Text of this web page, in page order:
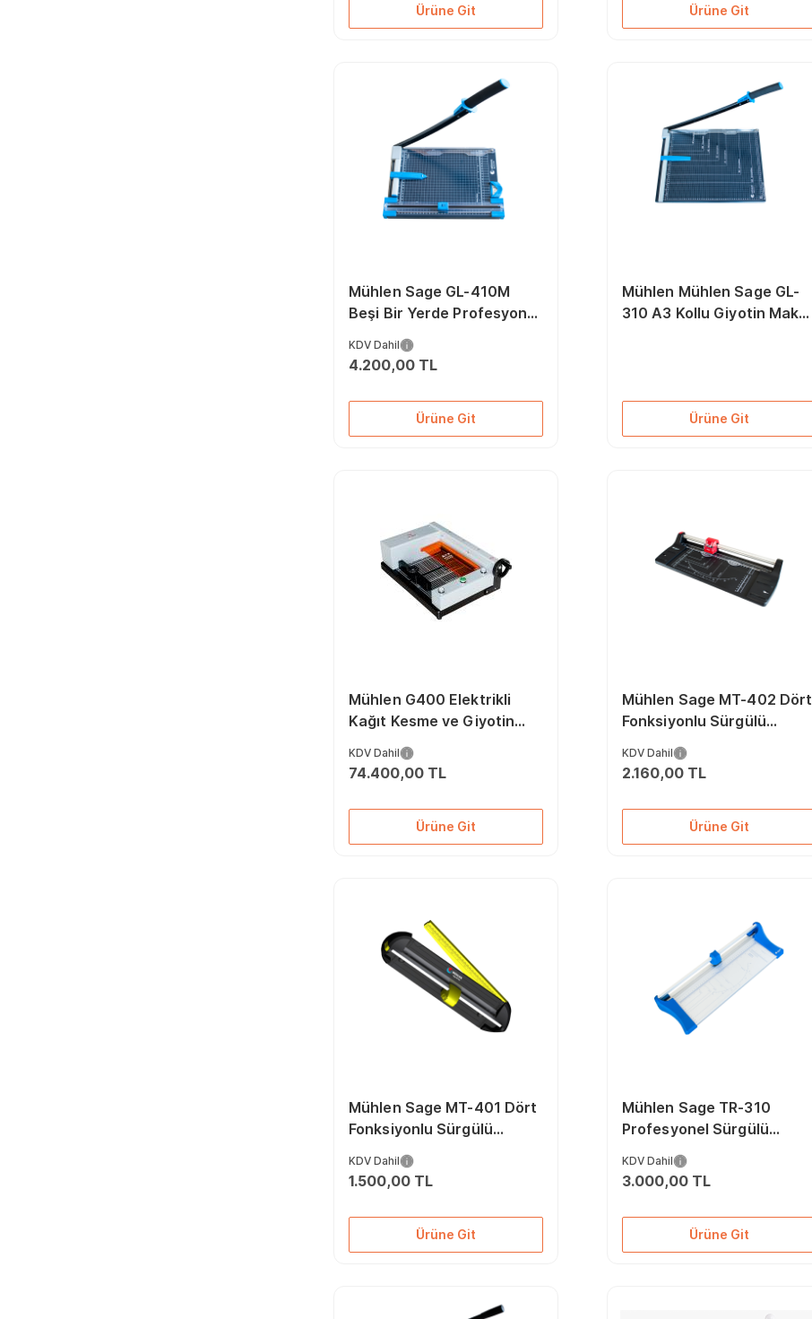
Ürüne Git Ürüne Git
Mühlen Sage GL-410M
Beşi Bir Yerde Profesyonel
Kılıçlı Giyotin Makas
Makinesi
KDV Dahil
4.200,00 TL
Ürüne Git
Mühlen Mühlen Sage GL-
310 A3 Kollu Giyotin Makas
Ürüne Git
Mühlen G400 Elektrikli
Kağıt Kesme ve Giyotin
Makinesi
KDV Dahil
74.400,00 TL
Ürüne Git
Mühlen Sage MT-402 Dört
Fonksiyonlu Sürgülü
Giyotin ve Kağıt Kesme
Makinesi
KDV Dahil
2.160,00 TL
Ürüne Git
Mühlen Sage MT-401 Dört
Fonksiyonlu Sürgülü
Giyotin Makinesi
KDV Dahil
1.500,00 TL
Ürüne Git
Mühlen Sage TR-310
Profesyonel Sürgülü
Giyotin ve Kağıt Kesme
Makinesi
KDV Dahil
3.000,00 TL
Ürüne Git